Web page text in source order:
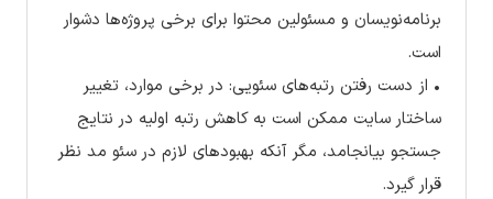
برنامه‌نویسان و مسئولین محتوا برای برخی پروژه‌ها دشوار
است.
• از دست رفتن رتبه‌های سئویی: در برخی موارد، تغییر
ساختار سایت ممکن است به کاهش رتبه اولیه در نتایج
جستجو بیانجامد، مگر آنکه بهبودهای لازم در سئو مد نظر
قرار گیرد.